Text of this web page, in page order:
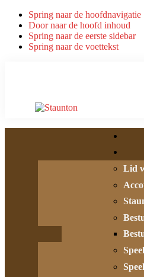
Spring naar de hoofdnavigatie
Door naar de hoofd inhoud
Spring naar de eerste sidebar
Spring naar de voettekst
Lid